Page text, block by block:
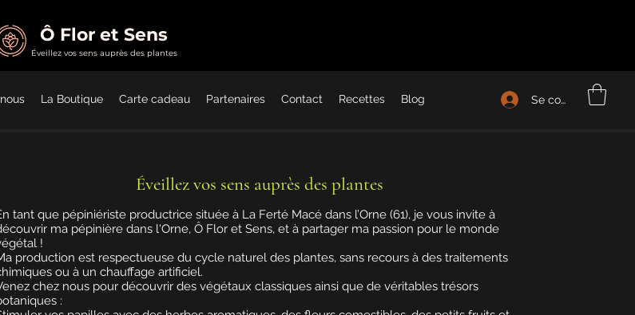
Ô Flor et Sens
Éveillez vos sens auprès des plantes
La Boutique Carte cadeau Partenaires Contact Recettes Blog Se connecter
Éveillez vos sens auprès des plantes
tant que pépiniériste productrice située à La Ferté Macé dans l’Orne (61), je vous invite à
ma pépinière dans l'Orne, Ô Flor et Sens, et à partager ma passion pour le monde
!
production est respectueuse du cycle naturel des plantes, sans recours à des traitements
ou à un chauffage artificiel.
chez nous pour découvrir des végétaux classiques ainsi que de véritables trésors
: